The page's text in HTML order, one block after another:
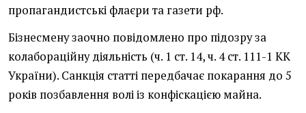
пропагандистські флаєри та газети рф.
Бізнесмену заочно повідомлено про підозру за
колабораційну діяльність (ч. 1 ст. 14, ч. 4 ст. 111-1 КК
України). Санкція статті передбачає покарання до 5
років позбавлення волі із конфіскацією майна.